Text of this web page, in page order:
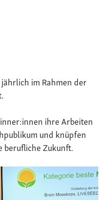
im Rahmen der
ihre Arbeiten
und knüpfen
Zukunft.